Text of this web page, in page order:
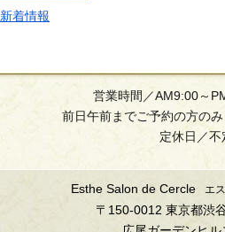
新着情報
営業時間／AM9:00～
前日午前までご予約の方のみ
定休日／不
Esthe Salon de Cercle エ
〒150-0012 東京都渋